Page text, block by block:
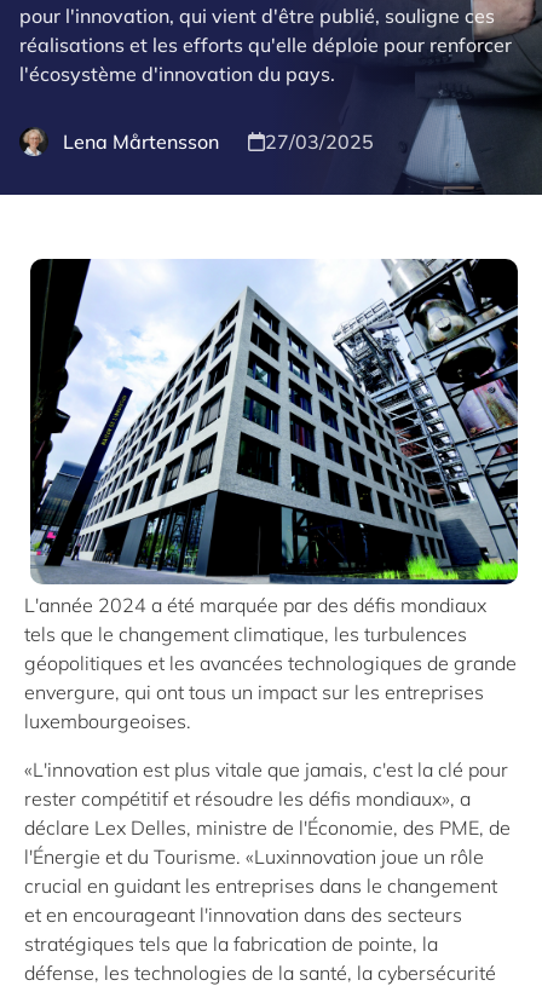
pour l'innovation, qui vient d'être publié, souligne ces
réalisations et les efforts qu'elle déploie pour renforcer
l'écosystème d'innovation du pays.
Lena Mårtensson 27/03/2025
L'année 2024 a été marquée par des défis mondiaux
tels que le changement climatique, les turbulences
géopolitiques et les avancées technologiques de grande
envergure, qui ont tous un impact sur les entreprises
luxembourgeoises.
«L'innovation est plus vitale que jamais, c'est la clé pour
rester compétitif et résoudre les défis mondiaux», a
déclare Lex Delles, ministre de l'Économie, des PME, de
l'Énergie et du Tourisme. «Luxinnovation joue un rôle
crucial en guidant les entreprises dans le changement
et en encourageant l'innovation dans des secteurs
stratégiques tels que la fabrication de pointe, la
défense, les technologies de la santé, la cybersécurité